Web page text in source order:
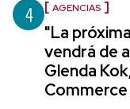
4 AGENCIAS
"La
vendrá de
Glenda
Commerce